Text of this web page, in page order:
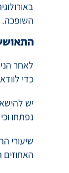
הכנה
האבחנה
השופכה.
לאחר
כדי לוודא
יש
נפתחו